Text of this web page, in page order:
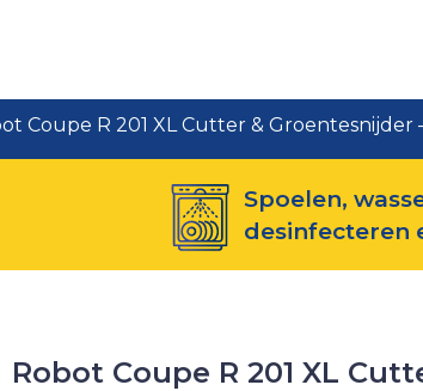
Coupe R 201 XL Cutter & Groentesnijder
Spoelen,
desinfecteren
Robot Coupe R 201 XL